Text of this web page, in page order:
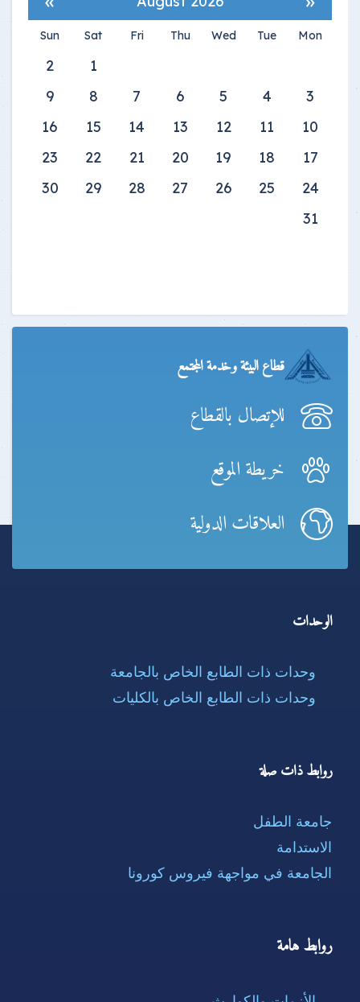
Mon
Tue
Wed
Thu
Fri
Sat
Sun
1
2
3
4
5
6
7
8
9
10
11
12
13
14
15
16
17
18
19
20
21
22
23
24
25
26
27
28
29
30
31
قطاع البيئة وخدمة المجتمع
للإتصال بالقطاع
خريطة الموقع
العلاقات الدولية
الوحدات
وحدات ذات الطابع الخاص بالجامعة
وحدات ذات الطابع الخاص بالكليات
روابط ذات صلة
جامعة الطفل
الاستدامة
الجامعة في مواجهة فيروس كورونا
روابط هامة